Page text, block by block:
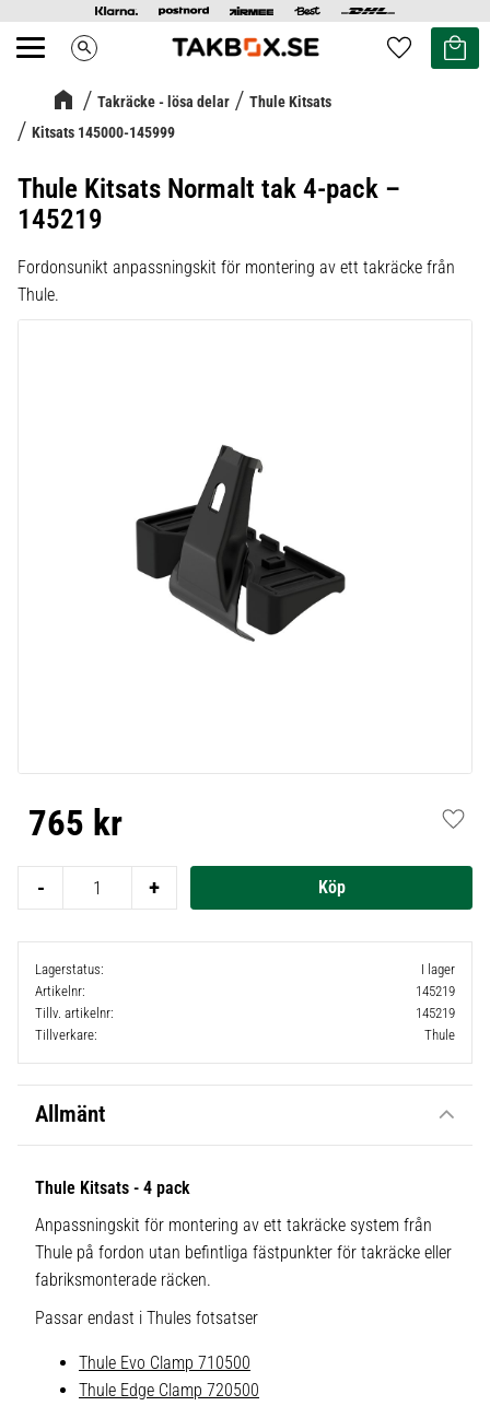
Meny search Favoriter
Kundvagn
Takräcke - lösa delar
Thule Kitsats
Kitsats 145000-145999
Thule Kitsats Normalt tak 4-pack –
145219
Fordonsunikt anpassningskit för montering av ett takräcke från
Thule.
765 kr
+
-
Lagerstatus
I lager
Artikelnr
145219
Tillv. artikelnr
145219
Tillverkare
Thule
Allmänt
Thule Kitsats - 4 pack
Anpassningskit för montering av ett takräcke system från
Thule på fordon utan befintliga fästpunkter för takräcke eller
fabriksmonterade räcken.
Passar endast i Thules fotsatser
Thule Evo Clamp 710500
Thule Edge Clamp 720500